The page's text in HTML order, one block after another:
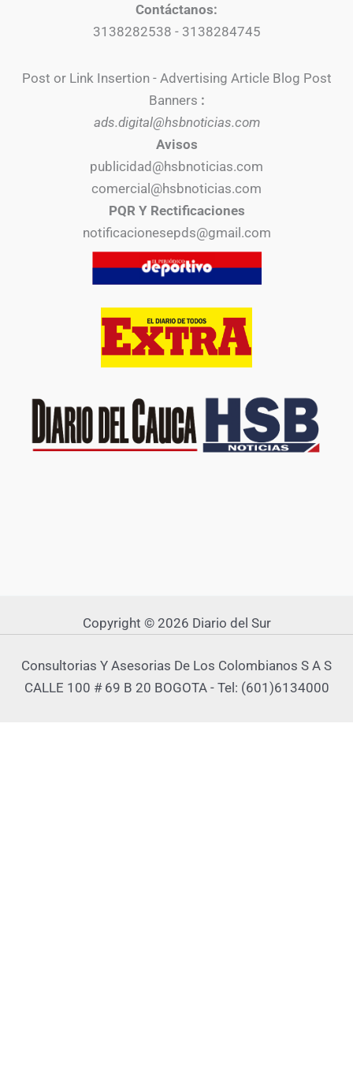
Contáctanos:
3138282538 - 3138284745
Post or Link Insertion - Advertising Article Blog Post
Banners :
ads.digital@hsbnoticias.com
Avisos
publicidad@hsbnoticias.com
comercial@hsbnoticias.com
PQR Y Rectificaciones
notificacionesepds@gmail.com
Copyright © 2026 Diario del Sur
Consultorias Y Asesorias De Los Colombianos S A S
CALLE 100 # 69 B 20 BOGOTA - Tel: (601)6134000